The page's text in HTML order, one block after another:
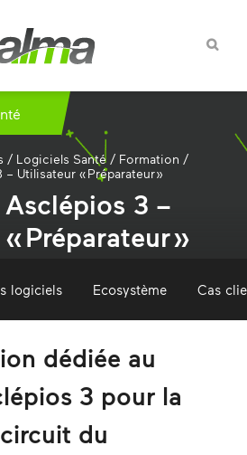
/ Logiciels Santé / Formation /
Utilisateur « Préparateur »
3 –
Préparateur »
logiciels Ecosystème Cas
dédiée au
3 pour la
du